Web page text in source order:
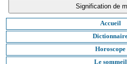
Accueil
Horoscope
Le sommeil